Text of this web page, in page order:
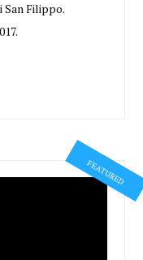
San Filippo.
FEATURED